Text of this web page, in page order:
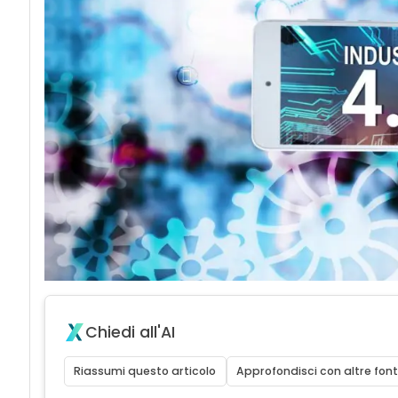
Chiedi all'AI
Riassumi questo articolo Approfondisci con altre